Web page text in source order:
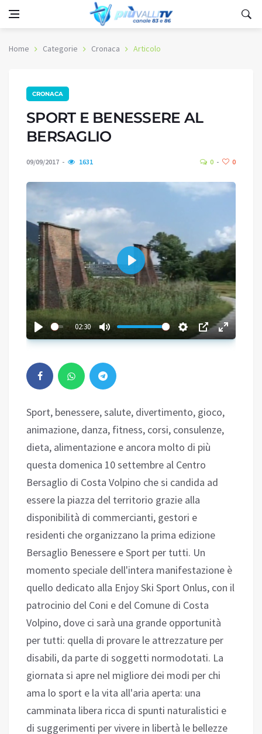
Home Categorie Cronaca Articolo
CRONACA
SPORT E BENESSERE AL
BERSAGLIO
09/09/2017 1631 0 0
02:30
Play
Sport, benessere, salute, divertimento, gioco,
animazione, danza, fitness, corsi, consulenze,
dieta, alimentazione e ancora molto di più
questa domenica 10 settembre al Centro
Bersaglio di Costa Volpino che si candida ad
essere la piazza del territorio grazie alla
disponibilità di commercianti, gestori e
residenti che organizzano la prima edizione
Bersaglio Benessere e Sport per tutti. Un
momento speciale dell'intera manifestazione è
quello dedicato alla Enjoy Ski Sport Onlus, con il
patrocinio del Coni e del Comune di Costa
Volpino, dove ci sarà una grande opportunità
per tutti: quella di provare le attrezzature per
disabili, da parte di soggetti normodotati. La
giornata si apre nel migliore dei modi per chi
ama lo sport e la vita all'aria aperta: una
camminata libera ricca di spunti naturalistici e
di suggerimenti per vivere in libertà le bellezze